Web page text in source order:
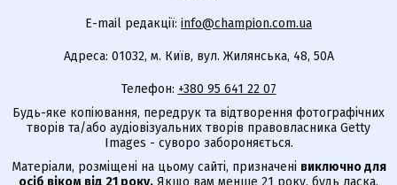
E-mail редакції: info@champion.com.ua
Адреса: 01032, м. Київ, вул. Жилянська, 48, 50А
Телефон: +380 95 641 22 07
Будь-яке копіювання, передрук та відтворення фотографічних
творів та/або аудіовізуальних творів правовласника Getty
Images - суворо забороняється.
Матеріали, розміщені на цьому сайті, призначені виключно для